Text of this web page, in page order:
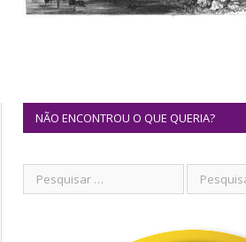
NÃO ENCONTROU O QUE QUERIA?